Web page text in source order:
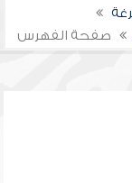
صفحة الفهرس